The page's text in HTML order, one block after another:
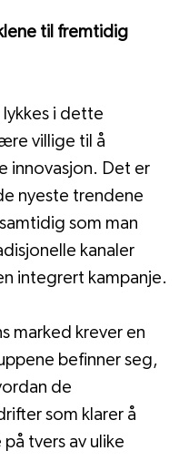
til fremtidig
i dette
villige til å
innovasjon. Det er
nyeste trendene
som man
kanaler
integrert kampanje.
marked krever en
befinner seg,
de
som klarer å
tvers av ulike